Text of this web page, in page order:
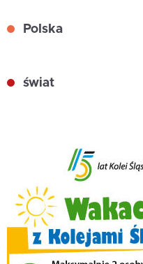
Polska
świat